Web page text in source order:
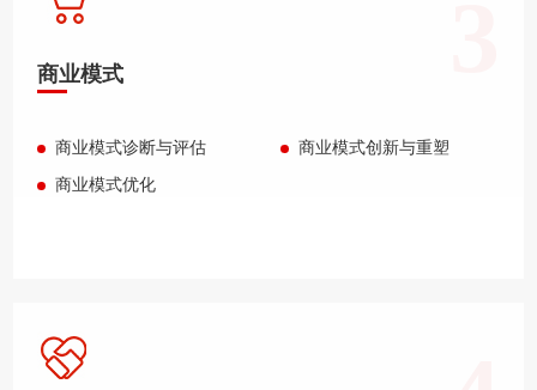
商业模式
商业模式诊断与评估 商业模式创新与重塑
商业模式优化